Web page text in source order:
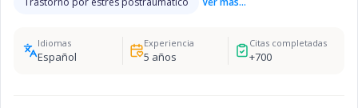
Idiomas
Español
Experiencia
5 años
Citas completadas
+700